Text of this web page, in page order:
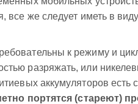
все же следует иметь в
к режиму и
разряжать, или
аккумуляторов есть
портятся (стареют)